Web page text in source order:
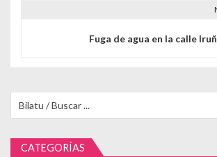
Fuga de agua en la calle
CATEGORÍAS